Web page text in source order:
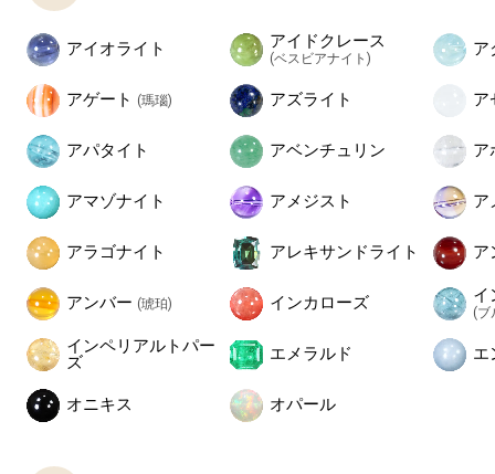
アイオライト アイドクレース
(ベスビアナイト) ア
アゲート (瑪瑙) アズライト ア
アパタイト アベンチュリン ア
アマゾナイト アメジスト ア
アラゴナイト アレキサンドライト ア
アンバー (琥珀) インカローズ イ
(ブ
インペリアルトパー
ズ
エメラルド エ
オニキス オパール